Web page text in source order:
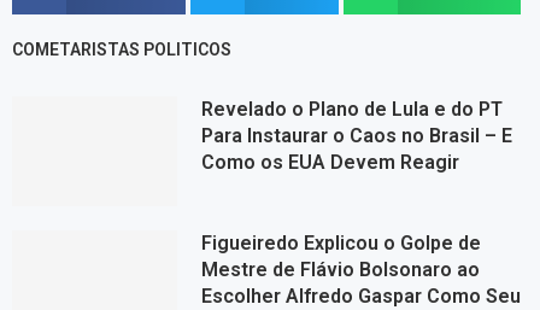
COMETARISTAS POLITICOS
Revelado o Plano de Lula e do PT
Para Instaurar o Caos no Brasil – E
Como os EUA Devem Reagir
Figueiredo Explicou o Golpe de
Mestre de Flávio Bolsonaro ao
Escolher Alfredo Gaspar Como Seu